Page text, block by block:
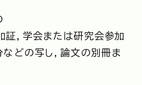
証，学会または研究会参加
どの写し，論文の別冊ま